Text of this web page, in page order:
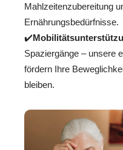
Mahlzeitenzubereitung
Ernährungsbedürfnisse.
✔️
Spaziergänge – unsere
fördern Ihre
bleiben.